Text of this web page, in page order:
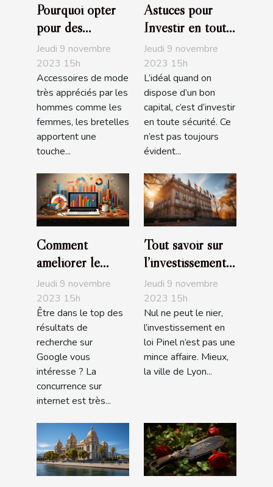
Pourquoi opter
pour des
bretelles
fantaisies ?
Jeudi 9 novembre
2023 15h
Accessoires de mode
très appréciés par les
hommes comme les
femmes, les bretelles
apportent une
touche...
Astuces pour
Investir en toute
sécurité
Jeudi 9 novembre
2023 15h
L’idéal quand on
dispose d’un bon
capital, c’est d’investir
en toute sécurité. Ce
n’est pas toujours
évident...
Comment
améliorer le
positionnement
de son site sur
Google ?
Jeudi 9 novembre
2023 15h
Être dans le top des
résultats de
recherche sur
Google vous
intéresse ? La
concurrence sur
internet est très...
Tout savoir sur
l’investissement
en loi Pinel à
Lyon
Jeudi 9 novembre
2023 15h
Nul ne peut le nier,
l’investissement en
loi Pinel n’est pas une
mince affaire. Mieux,
la ville de Lyon...